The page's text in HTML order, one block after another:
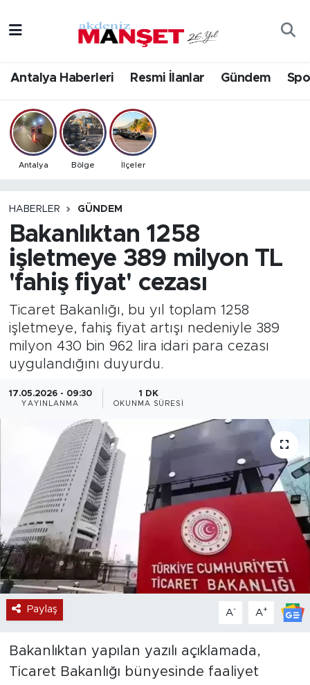
Antalya Haberleri Resmi İlanlar Gündem
Antalya Bölge İlçeler
HABERLER GÜNDEM
Bakanlıktan 1258
işletmeye 389 milyon TL
'fahiş fiyat' cezası
Ticaret Bakanlığı, bu yıl toplam 1258
işletmeye, fahiş fiyat artışı nedeniyle 389
milyon 430 bin 962 lira idari para cezası
uygulandığını duyurdu.
17.05.2026 - 09:30
YAYINLANMA
1 DK
OKUNMA SÜRESI
Paylaş A- A+
Bakanlıktan yapılan yazılı açıklamada,
Ticaret Bakanlığı bünyesinde faaliyet
Bilim & Teknoloji
Eğitim
Ekonomi
Gündem
İlçeler
Magazin
Özel Haber
Politika
Resmi İlanlar
Sağlık
Spor
Turizm
Antalya Hava Durumu
Antalya Namaz Vakitleri
Antalya Trafik Yoğunluk Haritası
Tüm Manşetler
Son Dakika Haberleri